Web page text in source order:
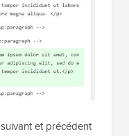
et précédent